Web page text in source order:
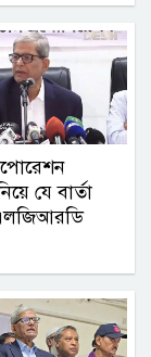
যে বার্তা